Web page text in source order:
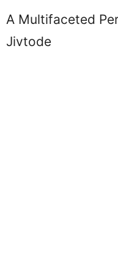
A Multifaceted
Jivtode